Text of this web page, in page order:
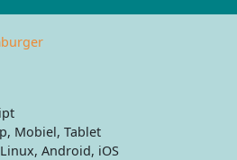
Mobiel, Tablet
Android, iOS